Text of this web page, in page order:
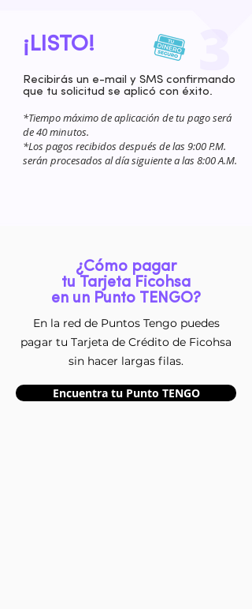
Recibirás un e-mail y SMS confirmando
que tu solicitud se aplicó con éxito.
*Tiempo máximo de aplicación de tu pago será
de 40 minutos.
*Los pagos recibidos después de las 9:00 P.M.
serán procesados al día siguiente a las 8:00 A.M.
¡LISTO!
¿Cómo pagar
tu Tarjeta Ficohsa
en un Punto TENGO?
En la red de Puntos Tengo puedes
pagar tu Tarjeta de Crédito de Ficohsa
sin hacer largas filas.
Encuentra tu Punto TENGO